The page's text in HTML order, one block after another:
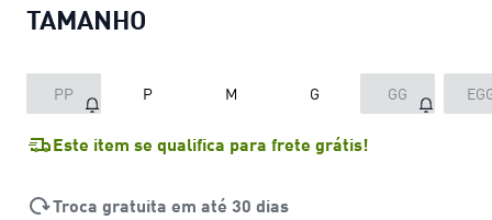
TAMANHO
PP P M G GG
Este item se qualifica para frete grátis!
Troca gratuita em até 30 dias